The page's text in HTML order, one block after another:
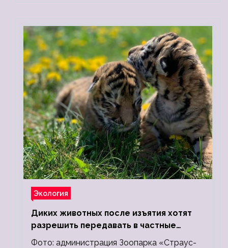
Экология
Диких животных после изъятия хотят
разрешить передавать в частные
зоопарки
Фото: администрация Зоопарка «Страус-